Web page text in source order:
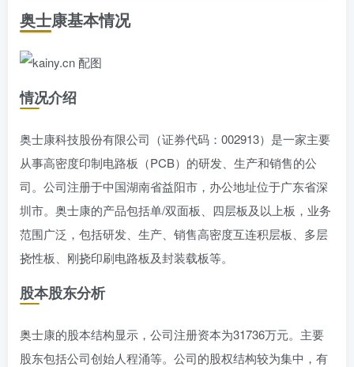
奥士康基本情况
情况介绍
奥士康科技股份有限公司（证券代码：002913）是一家主要
从事高密度印制电路板（PCB）的研发、生产和销售的公
司。公司注册于中国湖南省益阳市，办公地址位于广东省深
圳市。奥士康的产品包括单/双面板、四层板及以上板，业务
范围广泛，包括研发、生产、销售高密度互连积层板、多层
挠性板、刚挠印刷电路板及封装载板等。
股本股东分析
奥士康的股本结构显示，公司注册资本为31736万元。主要
股东包括公司创始人程涌等。公司的股权结构较为集中，有